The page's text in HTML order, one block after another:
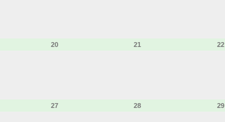
20 21 22
27 28 29